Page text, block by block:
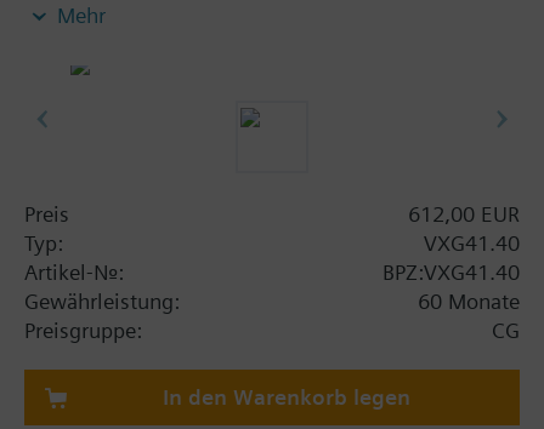
Weitere Informationen
Mehr
Preis
612,00 EUR
Typ:
VXG41.40
Artikel-Nr.:
BPZ:VXG41.40
Gewährleistung:
60 Monate
Preisgruppe:
CG
In den Warenkorb legen